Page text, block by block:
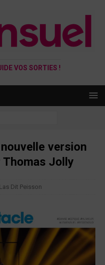
VOS SORTIES !
version
Thomas Jolly
Dit Peisson